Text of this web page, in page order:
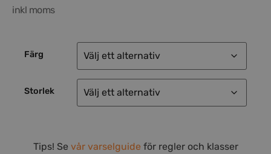
inkl moms
Färg
Storlek
Tips! Se vår varselguide för regler och klasser